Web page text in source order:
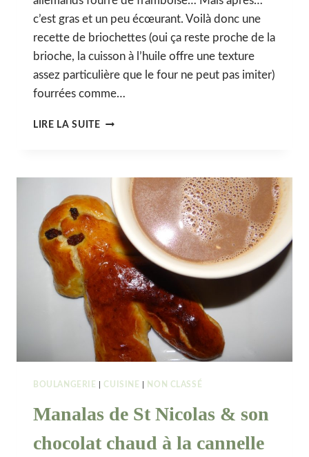
c’est gras et un peu écœurant. Voilà donc une
recette de briochettes (oui ça reste proche de la
brioche, la cuisson à l’huile offre une texture
assez particulière que le four ne peut pas imiter)
fourrées comme…
LIRE LA SUITEBRIOCHETTE
BEIGNET-
FOURRÉE
À
L’ABRICOT
BOULANGERIE CUISINE NON CLASSÉ
Manalas de St Nicolas & son
chocolat chaud à la cannelle